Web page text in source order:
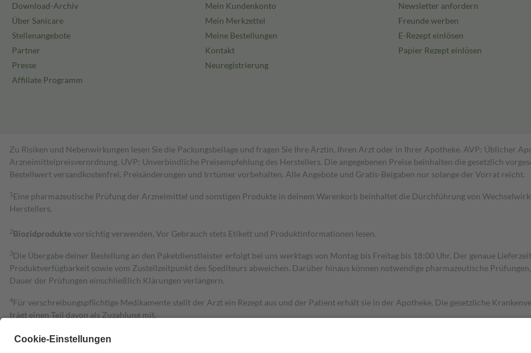
Download-Archiv
Über Sanicare
Stellenangebote
Partner
Presse
Affiliate Programm
Mein Kundenkonto
Mein Merkzettel
Meine Bestellungen
Kontakt
Neuregistrierung
Newsletter anfordern
Freunde werben
E-Rezept einlösen
Papier Rezept einlösen
Zu Risiken und Nebenwirkungen lesen Sie die Packungsbeilage und fragen Sie Ihre Ärztin, Ihren Arzt oder in Ihrer Apotheke. AVP: Üblicher
Arzneimittelpreisverordnung. UVP: Unverbindliche Preisempfehlung des Herstellers. Die angegebenen Preise beinhalten die gesetzlich
Bestell­wert versand­kosten­frei. Preisänderungen und Irrtümer vorbehalten. Alle Angebote und Gratis-Beigaben nur solange der Vorrat reicht.
1 Eine pharmazeutische Prüfung der Arzneimittel und sonstigen Produkte in deinem Warenkorb beinhaltet die Durchführung von
Herstellers.
2Biozidproduktevorsichtig verwenden. Vor Gebrauch stets Etikett und Produktinformationen lesen.
3Die Übergabe deiner Bestellung an den Paketdienstleister erfolgt bei uns werktags von Montag bis Freitag bis 18:00 Uhr. Der genaue
Produktverfügbarkeit sowie vom Zustellzeitpunkt des Spediteurs abweichen. Darüber hinaus können notwendige pharmazeutische
Dauer der Prüfungen einschließlich Klärungen verlängern.
4Für verschreibungspflichtige Medikamente stellt der Arzt ein Rezept aus und der Patient erhält sie in der Apotheke. Die gesetzliche
trägt einen Teil davon als Zuzahlung mit.
zu entrichten.